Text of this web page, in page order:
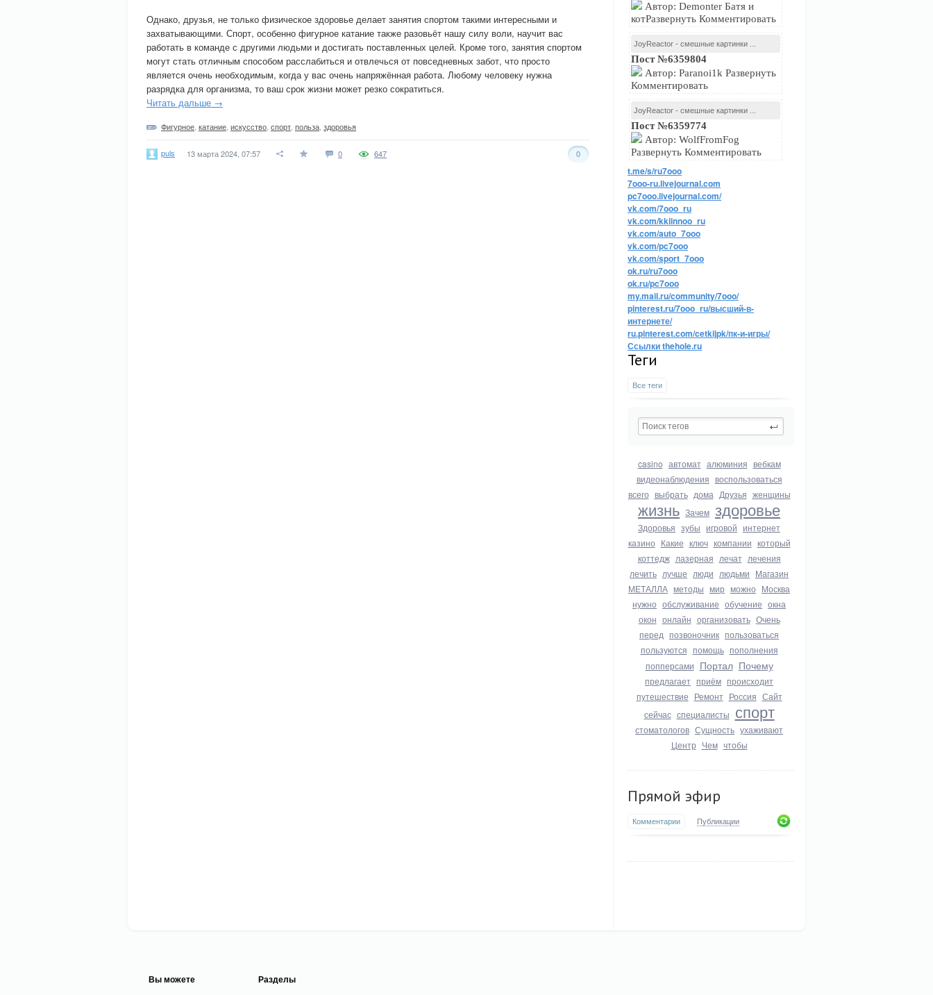
Автор: Demonter Батя и
котРазвернуть Комментировать
JoyReactor - смешные картинки ...
Пост №6359804
Автор: Paranoi1k Развернуть
Комментировать
JoyReactor - смешные картинки ...
Пост №6359774
Автор: WolfFromFog
Развернуть Комментировать
t.me/s/ru7ooo
7ooo-ru.livejournal.com
pc7ooo.livejournal.com/
vk.com/7ooo_ru
vk.com/kkiinnoo_ru
vk.com/auto_7ooo
vk.com/pc7ooo
vk.com/sport_7ooo
ok.ru/ru7ooo
ok.ru/pc7ooo
my.mail.ru/community/7ooo/
pinterest.ru/7ooo_ru/высший-в-
интернете/
ru.pinterest.com/cetkijpk/пк-и-игры/
Ссылки thehole.ru
Теги
Все теги
casino автомат алюминия вебкам
видеонаблюдения воспользоваться
всего выбрать дома Друзья женщины
жизнь Зачем здоровье
Здоровья зубы игровой интернет
казино Какие ключ компании который
коттедж лазерная лечат лечения
лечить лучше люди людьми Магазин
МЕТАЛЛА методы мир можно Москва
нужно обслуживание обучение окна
окон онлайн организовать Очень
перед позвоночник пользоваться
пользуются помощь пополнения
попперсами Портал Почему
предлагает приём происходит
путешествие Ремонт Россия Сайт
сейчас специалисты спорт
стоматологов Сущность ухаживают
Центр Чем чтобы
Прямой эфир
Комментарии Публикации
Однако, друзья, не только физическое здоровье делает занятия спортом такими интересными и
захватывающими. Спорт, особенно фигурное катание также разовьёт нашу силу воли, научит вас
работать в команде с другими людьми и достигать поставленных целей. Кроме того, занятия спортом
могут стать отличным способом расслабиться и отвлечься от повседневных забот, что просто
является очень необходимым, когда у вас очень напряжённая работа. Любому человеку нужна
разрядка для организма, то ваш срок жизни может резко сократиться.
Читать дальше →
Фигурное катание искусство спорт польза здоровья
puls 13 марта 2024, 07:57 0 0
647
Вы можете Разделы